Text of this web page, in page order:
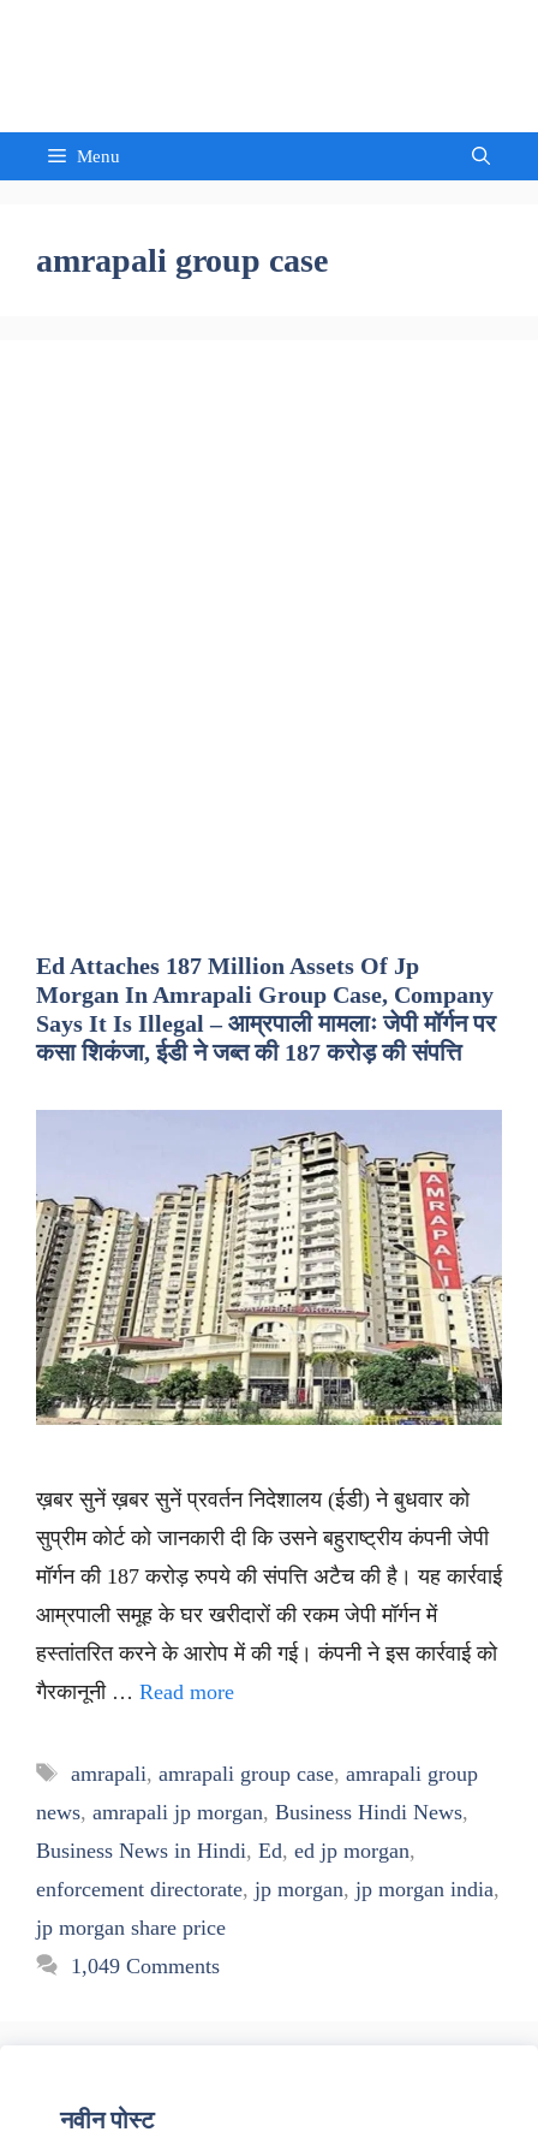
Menu
amrapali group case
Ed Attaches 187 Million Assets Of Jp
Morgan In Amrapali Group Case, Company
Says It Is Illegal – आम्रपाली मामलाः जेपी मॉर्गन पर
कसा शिकंजा, ईडी ने जब्त की 187 करोड़ की संपत्ति
ख़बर सुनें ख़बर सुनें प्रवर्तन निदेशालय (ईडी) ने बुधवार को
सुप्रीम कोर्ट को जानकारी दी कि उसने बहुराष्ट्रीय कंपनी जेपी
मॉर्गन की 187 करोड़ रुपये की संपत्ति अटैच की है। यह कार्रवाई
आम्रपाली समूह के घर खरीदारों की रकम जेपी मॉर्गन में
हस्तांतरित करने के आरोप में की गई। कंपनी ने इस कार्रवाई को
गैरकानूनी … Read more
Tags
amrapali, amrapali group case, amrapali group
news, amrapali jp morgan, Business Hindi News,
Business News in Hindi, Ed, ed jp morgan,
enforcement directorate, jp morgan, jp morgan india,
jp morgan share price
1,049 Comments
नवीन पोस्ट